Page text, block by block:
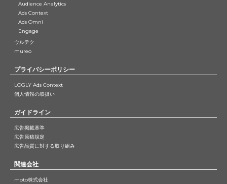
Audience Analytics
Ads Context
Ads Omni
Engage
ウルテク
mureo
プライバシーポリシー
LOGLY Ads Context
個人情報の取扱い
ガイドライン
広告掲載基準
広告原稿規定
広告品質に対する取り組み
関連会社
moto株式会社